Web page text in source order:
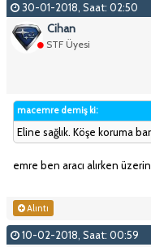
30-01-2018, Saat: 02:50
Cihan
STF Üyesi
macemre demiş ki:
Eline sağlık. Köşe koruma
emre ben aracı alırken
Alıntı
10-02-2018, Saat: 00:59